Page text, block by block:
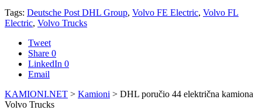
Tags: Deutsche Post DHL Group, Volvo FE Electric, Volvo FL
Electric, Volvo Trucks
Tweet
Share 0
LinkedIn 0
Email
KAMIONI.NET > Kamioni > DHL poručio 44 električna kamiona
Volvo Trucks